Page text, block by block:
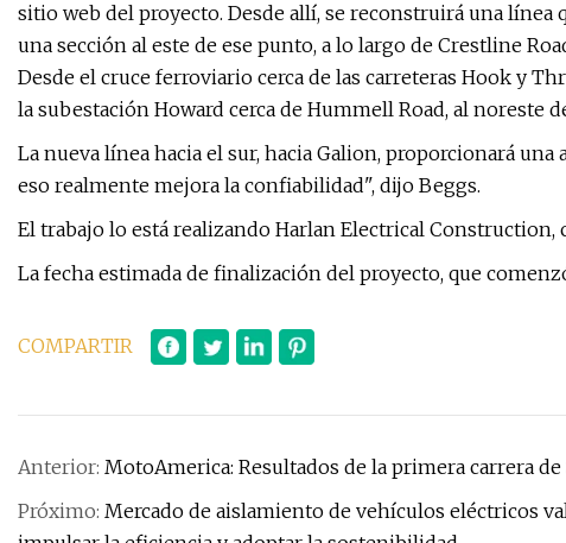
sitio web del proyecto. Desde allí, se reconstruirá una línea
una sección al este de ese punto, a lo largo de Crestline
Desde el cruce ferroviario cerca de las carreteras Hook y
la subestación Howard cerca de Hummell Road, al noreste
La nueva línea hacia el sur, hacia Galion, proporcionará
eso realmente mejora la confiabilidad", dijo Beggs.
El trabajo lo está realizando Harlan Electrical Construction,
La fecha estimada de finalización del proyecto, que
COMPARTIR
Anterior: MotoAmerica: Resultados de la primera carrera
Próximo: Mercado de aislamiento de vehículos eléctricos